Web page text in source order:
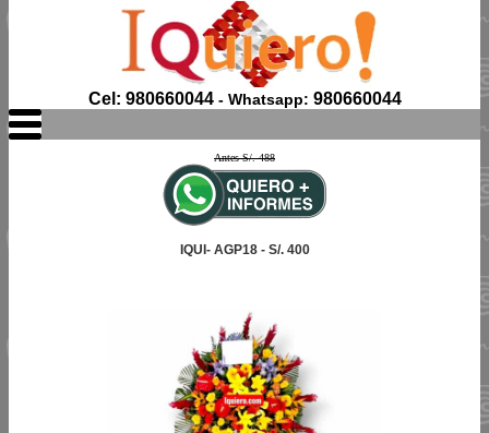
Cel: 980660044- Whatsapp: 980660044
Antes S/. 488
IQUI- AGP18 - S/. 400